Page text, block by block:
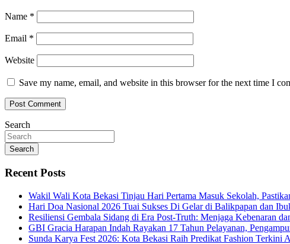
Name *
Email *
Website
Save my name, email, and website in this browser for the next time I
Search
Search
Recent Posts
Wakil Wali Kota Bekasi Tinjau Hari Pertama Masuk Sekolah,
Hari Doa Nasional 2026 Tuai Sukses Di Gelar di Balikpapan dan
Resiliensi Gembala Sidang di Era Post-Truth: Menjaga Kebenaran
GBI Gracia Harapan Indah Rayakan 17 Tahun Pelayanan,
Sunda Karya Fest 2026: Kota Bekasi Raih Predikat Fashion Terkini